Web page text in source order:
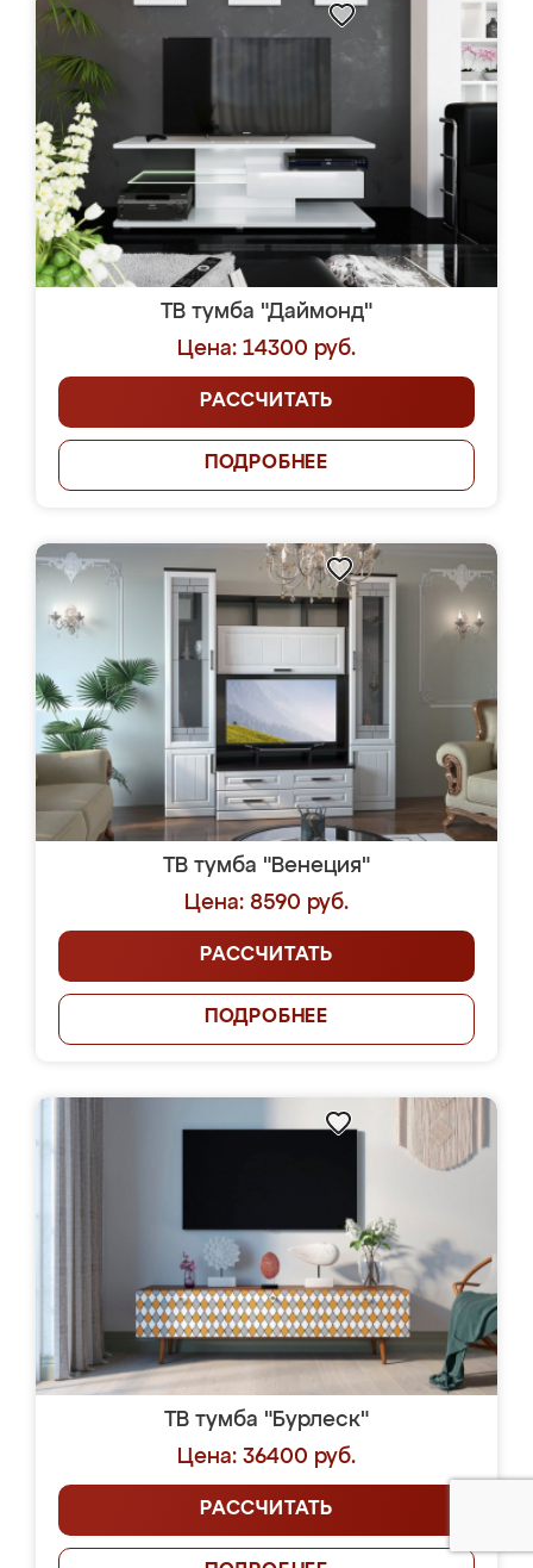
ТВ тумба "Даймонд"
Цена: 14300 руб.
РАССЧИТАТЬ
ПОДРОБНЕЕ
ТВ тумба "Венеция"
Цена: 8590 руб.
РАССЧИТАТЬ
ПОДРОБНЕЕ
ТВ тумба "Бурлеск"
Цена: 36400 руб.
РАССЧИТАТЬ